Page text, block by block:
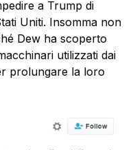
a Trump di
Uniti. Insomma non
Dew ha scoperto
utilizzati dai
prolungare la loro